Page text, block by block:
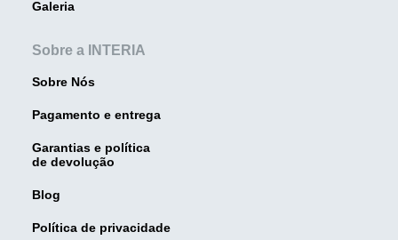
Galeria
Sobre a INTERIA
Sobre Nós
Pagamento e entrega
Garantias e política
de devolução
Blog
Política de privacidade